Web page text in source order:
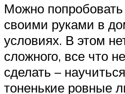
Можно
своими руками в
условиях. В этом
сложного, все что
сделать –
тоненькие ровные